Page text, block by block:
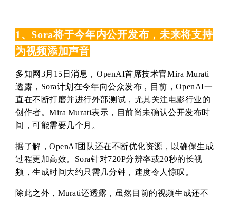
1、Sora将于今年内公开发布，未来将支持
为视频添加声音
多知网3月15日消息，OpenAI首席技术官Mira Murati
透露，Sora计划在今年向公众发布，目前，OpenAI一
直在不断打磨并进行外部测试，尤其关注电影行业的
创作者。Mira Murati表示，目前尚未确认公开发布时
间，可能需要几个月。
据了解，OpenAI团队还在不断优化资源，以确保生成
过程更加高效。Sora针对720P分辨率或20秒的长视
频，生成时间大约只需几分钟，速度令人惊叹。
除此之外，Murati还透露，虽然目前的视频生成还不